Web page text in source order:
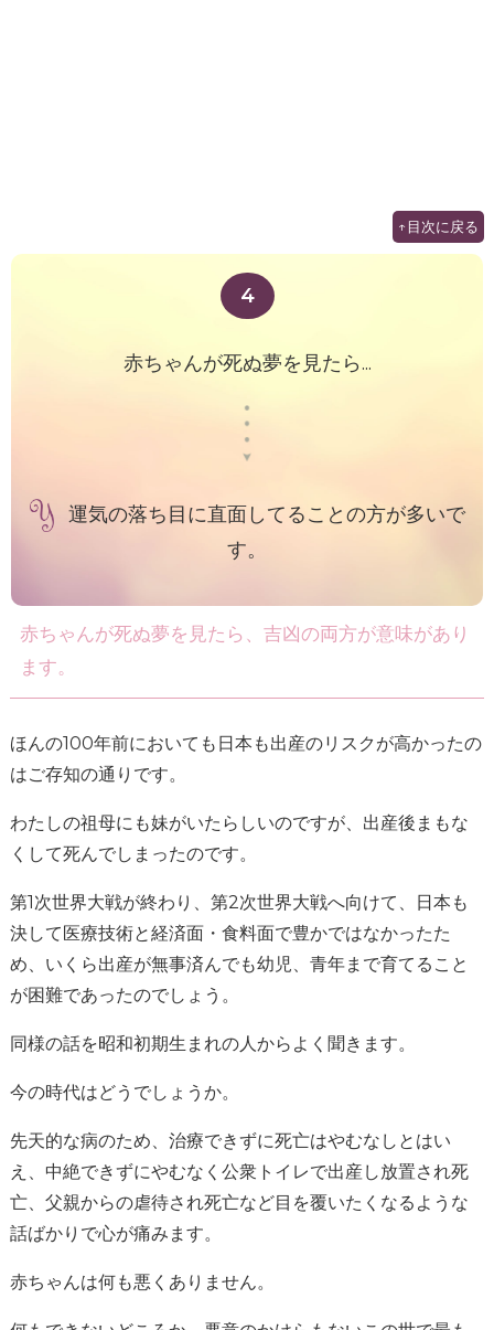
↑目次に戻る
4
赤ちゃんが死ぬ夢を見たら...
運気の落ち目に直面してることの方が多いで
す。
赤ちゃんが死ぬ夢を見たら、吉凶の両方が意味があり
ます。
ほんの100年前においても日本も出産のリスクが高かったの
はご存知の通りです。
わたしの祖母にも妹がいたらしいのですが、出産後まもな
くして死んでしまったのです。
第1次世界大戦が終わり、第2次世界大戦へ向けて、日本も
決して医療技術と経済面・食料面で豊かではなかったた
め、いくら出産が無事済んでも幼児、青年まで育てること
が困難であったのでしょう。
同様の話を昭和初期生まれの人からよく聞きます。
今の時代はどうでしょうか。
先天的な病のため、治療できずに死亡はやむなしとはい
え、中絶できずにやむなく公衆トイレで出産し放置され死
亡、父親からの虐待され死亡など目を覆いたくなるような
話ばかりで心が痛みます。
赤ちゃんは何も悪くありません。